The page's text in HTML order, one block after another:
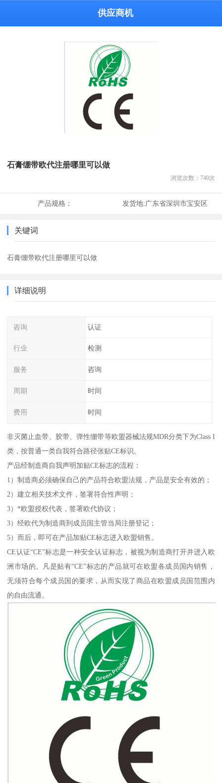
供应商机
石膏绷带欧代注册哪里可以做
浏览次数： 740次
产品规格： 发货地:广东省深圳市宝安区
关键词
石膏绷带欧代注册哪里可以做
详细说明
咨询 认证
行业 检测
服务 咨询
周期 时间
费用 时间
非灭菌止血带、胶带、弹性绷带等欧盟器械法规MDR分类下为Class I
类，按普通一类自我符合路径张贴CE标识。
产品经制造商自我声明加贴CE标志的流程：
1）制造商必须确保自己的产品符合欧盟法规，产品是安全有效的；
2）建立相关技术文件，签署符合性声明；
3）*欧盟授权代表，签署欧代协议；
3）经欧代为制造商到成员国主管当局注册登记；
5）而后，即可在产品加贴CE标志进入欧盟销售。
CE认证“CE”标志是一种安全认证标志，被视为制造商打开并进入欧
洲市场的。凡是贴有“CE”标志的产品就可在欧盟各成员国内销售，
无须符合每个成员国的要求，从而实现了商品在欧盟成员国范围内
的自由流通。